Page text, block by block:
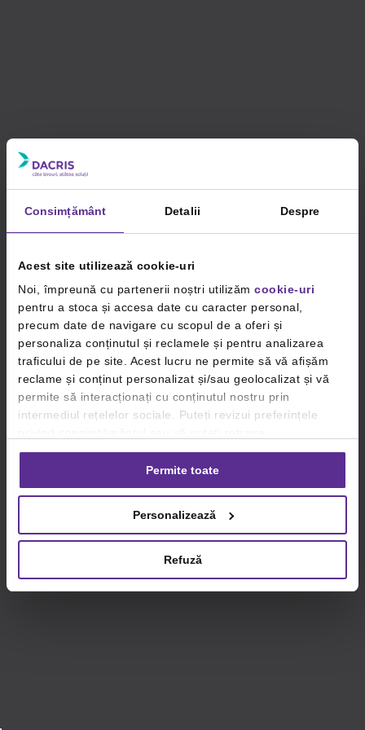
Consimțământ Detalii Despre
Acest site utilizează cookie-uri
Noi, împreună cu partenerii noștri utilizăm cookie-uri
pentru a stoca și accesa date cu caracter personal,
precum date de navigare cu scopul de a oferi și
personaliza conținutul și reclamele și pentru analizarea
traficului de pe site. Acest lucru ne permite să vă afișăm
reclame și conținut personalizat și/sau geolocalizat și vă
permite să interacționați cu conținutul nostru prin
intermediul rețelelor sociale. Puteți revizui preferințele
consimțământul oricând, făcând click pe linkul către
setările dvs. de cookie-uri.
privind utilizarea modulelor cookie.Detalii
Permite toate
Personalizează
Refuză